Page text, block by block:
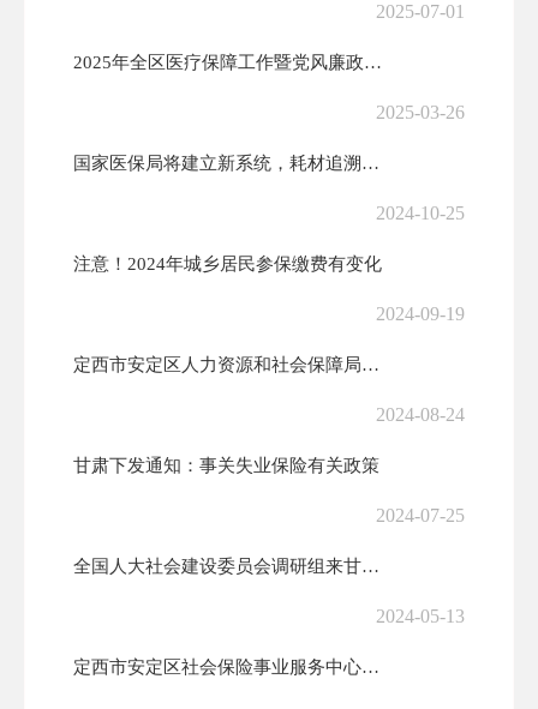
2025-07-01
2025年全区医疗保障工作暨党风廉政建设和反腐败工作会议召开
2025-03-26
国家医保局将建立新系统，耗材追溯码、医保码、商品码合一
2024-10-25
注意！2024年城乡居民参保缴费有变化
2024-09-19
定西市安定区人力资源和社会保障局关于在甘企业招用建档立卡贫困劳动力社...
2024-08-24
甘肃下发通知：事关失业保险有关政策
2024-07-25
全国人大社会建设委员会调研组来甘开展社会保险法执法检查前期调研
2024-05-13
定西市安定区社会保险事业服务中心关于退休人员养老保险待遇资格认证的通...